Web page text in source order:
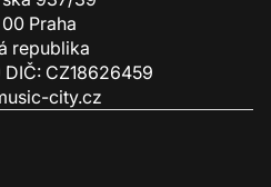
Praha
republika
CZ18626459
city.cz